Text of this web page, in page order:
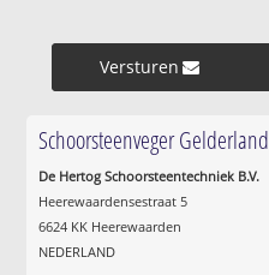
Versturen »
Schoorsteenveger Gelderland
De Hertog Schoorsteentechniek B.V.
Heerewaardensestraat 5
6624 KK Heerewaarden
NEDERLAND